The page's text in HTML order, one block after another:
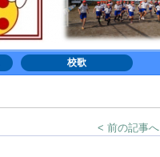
校歌
< 前の記事へ